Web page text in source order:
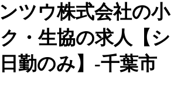
ツウ株式会社の小
・生協の求人【シ
勤のみ】-千葉市